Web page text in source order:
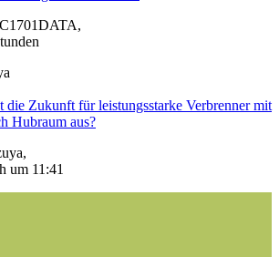
die Zukunft für leistungsstarke Verbrenner mit
Hubraum aus?
um 11:41